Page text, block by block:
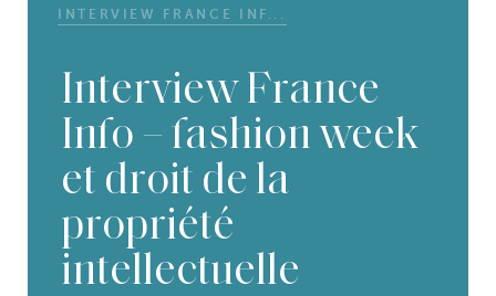
INTERVIEW FRANCE INF...
Interview France
Info – fashion week
et droit de la
propriété
intellectuelle